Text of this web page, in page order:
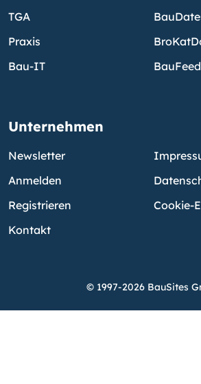
TGA
Praxis
Bau-IT
Unternehmen
Newsletter
Anmelden
Registrieren
Kontakt
Cookie-
© 1997-2026 BauSites